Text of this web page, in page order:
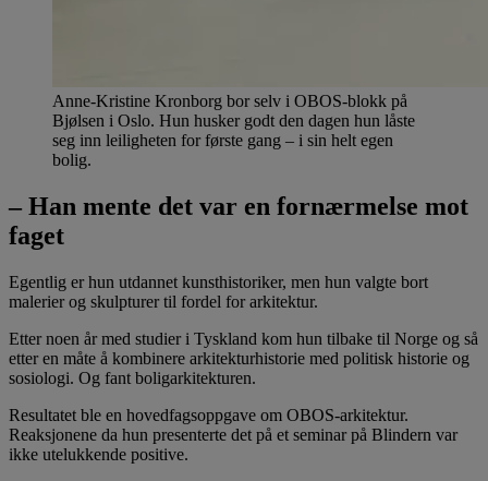
Anne-Kristine Kronborg bor selv i OBOS-blokk på
Bjølsen i Oslo. Hun husker godt den dagen hun låste
seg inn leiligheten for første gang – i sin helt egen
bolig.
– Han mente det var en fornærmelse mot
faget
Egentlig er hun utdannet kunsthistoriker, men hun valgte bort
malerier og skulpturer til fordel for arkitektur.
Etter noen år med studier i Tyskland kom hun tilbake til Norge og så
etter en måte å kombinere arkitekturhistorie med politisk historie og
sosiologi. Og fant boligarkitekturen.
Resultatet ble en hovedfagsoppgave om OBOS-arkitektur.
Reaksjonene da hun presenterte det på et seminar på Blindern var
ikke utelukkende positive.